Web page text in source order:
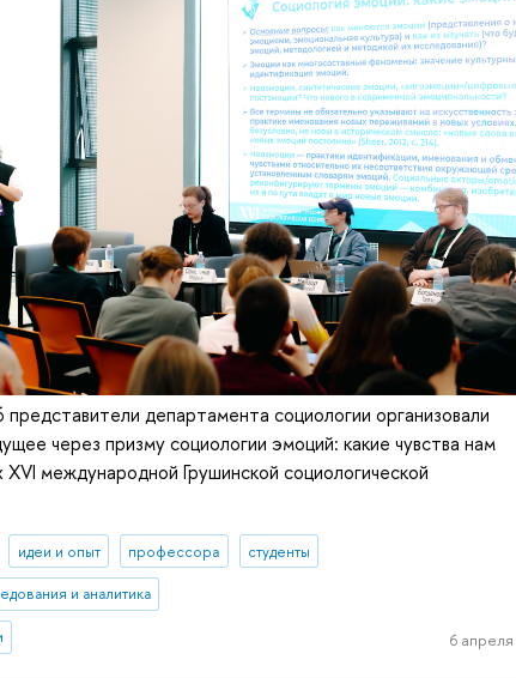
департамента социологии организовали
через призму социологии эмоций: какие чувства нам
XVI международной Грушинской социологической
идеи и опыт профессора студенты
и аналитика
6 апреля